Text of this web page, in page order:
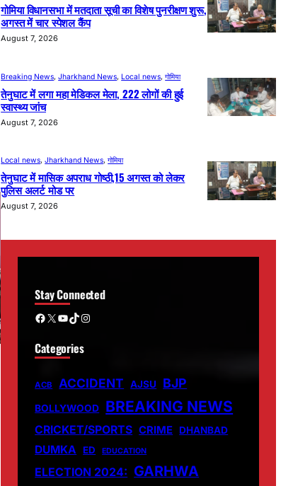
गोमिया विधानसभा में मतदाता सूची का विशेष पुनरीक्षण शुरू,
अगस्त में चार स्पेशल कैंप
August 7, 2026
Breaking News, Jharkhand News, Local news, गोमिया
तेनुघाट में लगा महा मेडिकल मेला, 222 लोगों की हुई
स्वास्थ्य जांच
August 7, 2026
Local news, Jharkhand News, गोमिया
तेनुघाट में मासिक अपराध गोष्ठी,15 अगस्त को लेकर
पुलिस अलर्ट मोड पर
August 7, 2026
Stay Connected
Facebook X YouTube TikTok Instagram
Categories
ACB ACCIDENT AJSU BJP
BOLLYWOOD BREAKING NEWS
CRICKET/SPORTS CRIME DHANBAD
DUMKA ED EDUCATION
ELECTION 2024: GARHWA